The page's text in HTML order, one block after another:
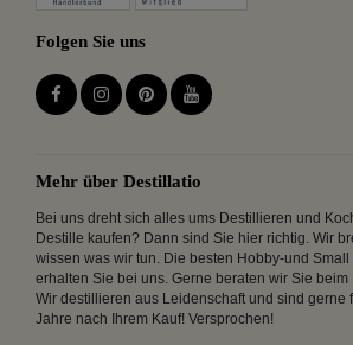
Folgen Sie uns
Mehr über Destillatio
Bei uns dreht sich alles ums Destillieren und
Destille kaufen? Dann sind Sie hier richtig. Wir
wissen was wir tun. Die besten Hobby-und
erhalten Sie bei uns. Gerne beraten wir Sie
Wir destillieren aus Leidenschaft und sind gerne
Jahre nach Ihrem Kauf! Versprochen!